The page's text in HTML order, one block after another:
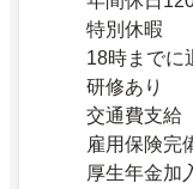
特別休暇
18時までに
研修あり
交通費支給
雇用保険完
厚生年金加